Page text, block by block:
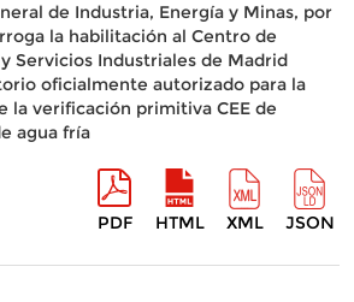
de Industria, Energía y Minas, por
la habilitación al Centro de
Servicios Industriales de Madrid
oficialmente autorizado para la
la verificación primitiva CEE de
agua fría
PDF HTML XML JSON